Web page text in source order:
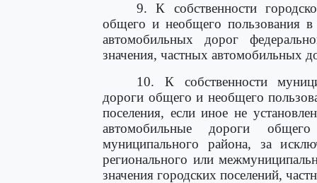
9. К собственности
общего и необщего пользования в
автомобильных дорог
значения, частных автомобильных
10. К собственности
дороги общего и необщего
поселения, если иное не
автомобильные дороги
муниципального района, за
регионального или
значения городских поселений,